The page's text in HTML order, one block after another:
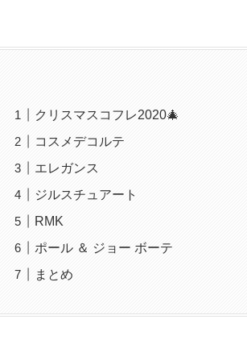
クリスマスコフレ2020🎄
コスメデコルテ
エレガンス
ジルスチュアート
RMK
ポール ＆ ジョー ボーテ
まとめ